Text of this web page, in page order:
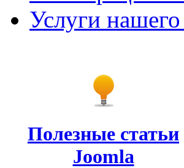
Услуги нашего
Полезные статьи
Joomla